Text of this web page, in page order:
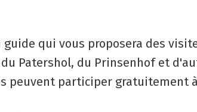
qui vous proposera des
Patershol, du Prinsenhof et
peuvent participer gratuitement